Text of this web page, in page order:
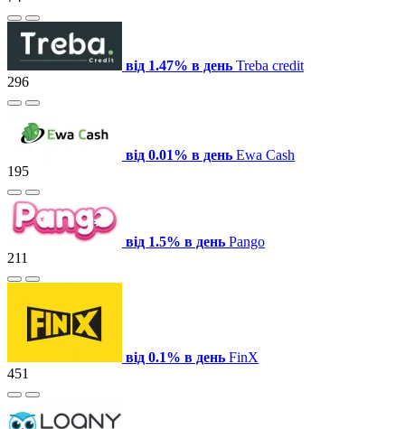
від 1.47% в день Treba credit
296
від 0.01% в день Ewa Cash
195
від 1.5% в день Pango
211
від 0.1% в день FinX
451